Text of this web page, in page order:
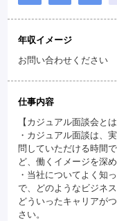
年収イメージ
お問い合わせください
仕事内容
【カジュアル面談会とは
・カジュアル面談は、
問していただける時間
ど、働くイメージを深
・当社についてよく知
で、どのようなビジネ
どういったキャリアが
さい。